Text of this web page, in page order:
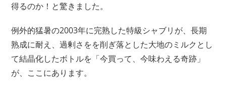
得るのか！と驚きました。
例外的猛暑の2003年に完熟した特級シャブリが、長期
熟成に耐え、過剰さをを削ぎ落とした大地のミルクとし
て結晶化したボトルを「今買って、今味わえる奇跡」
が、ここにあります。